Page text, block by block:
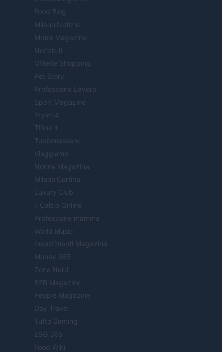
Food Blog
Milano Notizie
Motor Magazine
Notizie.it
Offerte Shopping
Pet Story
Professione Lavoro
Sport Magazine
Style24
Think.it
Tuobenessere
Viaggiamo
Nonne Magazine
Milano Cortina
Luxury Club
Il Calcio Online
Professione mamma
World Music
Investimenti Magazine
Money 365
Zona Nerd
B2B Magazine
People Magazine
Day Travel
Tutto Gaming
ESG 365
Food Wiki